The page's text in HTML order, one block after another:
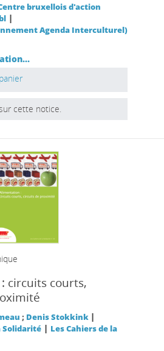
bruxellois d'action
|
Agenda Interculturel)
cette notice.
circuits courts,
; Denis Stokkink |
Solidarité| Les Cahiers de la